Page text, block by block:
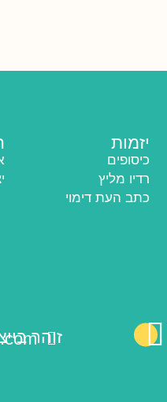
יזמות
כיסופים
רדיו מליץ
כתב העת דימוי
זוהר